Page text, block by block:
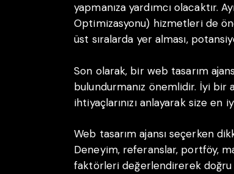
yapmanıza yardımcı olacaktır.
Optimizasyonu) hizmetleri de
üst sıralarda yer alması,
Son olarak, bir web tasarım
bulundurmanız önemlidir. İyi
ihtiyaçlarınızı anlayarak size en
Web tasarım ajansı seçerken
Deneyim, referanslar, portföy,
faktörleri değerlendirerek doğru